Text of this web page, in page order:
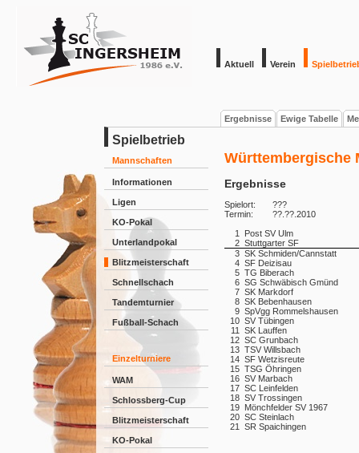
Aktuell Verein
Ergebnisse Ewige Tabelle
Spielbetrieb
Mannschaften
Informationen
Ligen
KO-Pokal
Unterlandpokal
Blitzmeisterschaft
Schnellschach
Tandemturnier
Fußball-Schach
Einzelturniere
WAM
Schlossberg-Cup
Blitzmeisterschaft
KO-Pokal
Württembergische
Ergebnisse
Spielort:
???
Termin:
??.??.2010
1
Post SV Ulm
2 Stuttgarter SF
3 SK Schmiden/Cannstatt
4 SF Deizisau
5 TG Biberach
6 SG Schwäbisch Gmünd
7 SK Markdorf
8 SK Bebenhausen
9 SpVgg Rommelshausen
10 SV Tübingen
11
SK Lauffen
12 SC Grunbach
13 TSV Willsbach
14 SF Wetzisreute
15 TSG Öhringen
16 SV Marbach
17 SC Leinfelden
18 SV Trossingen
19 Mönchfelder SV 1967
20 SC Steinlach
21
SR Spaichingen